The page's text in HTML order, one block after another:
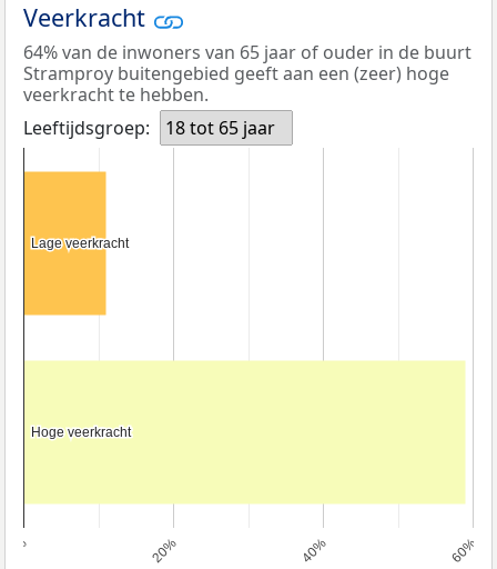
Veerkracht
64% van de inwoners van 65 jaar of ouder in de buurt
Stramproy buitengebied geeft aan een (zeer) hoge
veerkracht te hebben.
Leeftijdsgroep:
18 tot 65 jaar
0% 20% 40% 60%
Lage veerkracht
Lage veerkracht
Hoge veerkracht
Hoge veerkracht